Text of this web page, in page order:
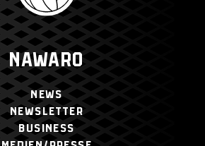
NAWARO
NEWS
NEWSLETTER
BUSINESS